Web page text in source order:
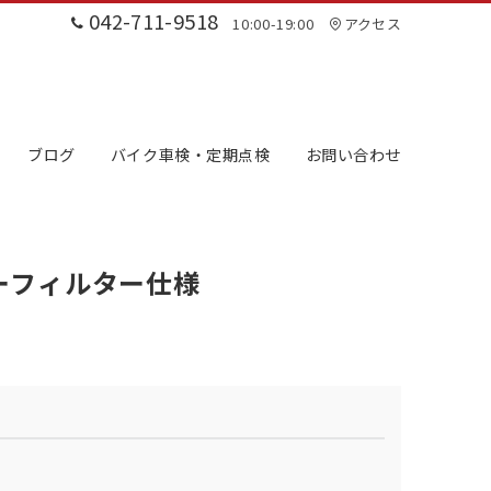
042-711-9518 10:00-19:00 アクセス
ブログ バイク車検・定期点検 お問い合わせ
ィルター仕様